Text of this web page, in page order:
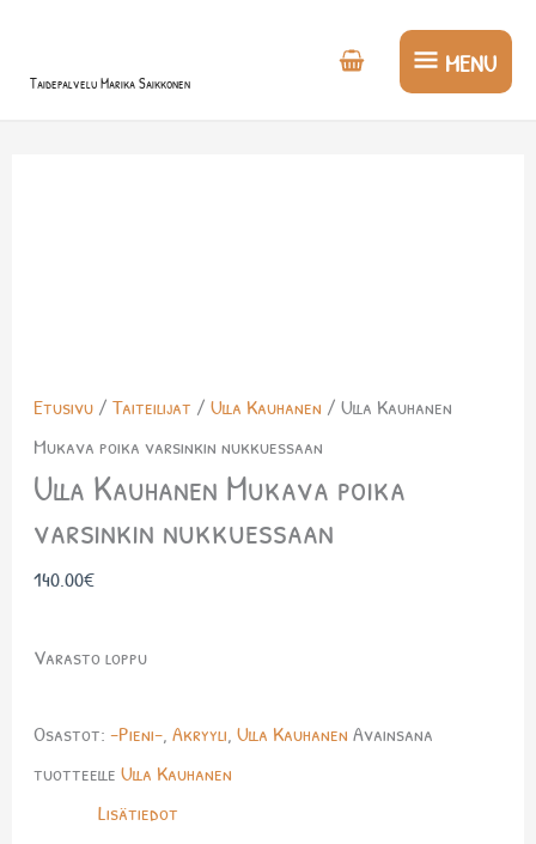
Taidepalvelu Marika Saikkonen
MENU
MENU
Etusivu/ Taiteilijat / Ulla Kauhanen / Ulla Kauhanen
Mukava poika varsinkin nukkuessaan
Ulla Kauhanen Mukava poika
varsinkin nukkuessaan
140.00€
Varasto loppu
Osastot: -Pieni-, Akryyli, Ulla Kauhanen Avainsana
tuotteelle Ulla Kauhanen
Lisätiedot